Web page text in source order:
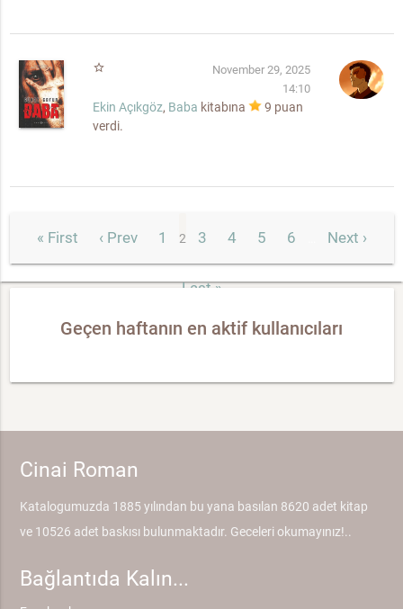
star_border
November 29, 2025
14:10
Ekin Açıkgöz, Baba kitabına 9 puan
verdi.
« First ‹ Prev 1 2 3 4 5 6 Next ›
Last »
Geçen haftanın en aktif kullanıcıları
Cinai Roman
Katalogumuzda 1885 yılından bu yana basılan 8620 adet kitap
ve 10526 adet baskısı bulunmaktadır. Geceleri okumayınız!..
Bağlantıda Kalın...